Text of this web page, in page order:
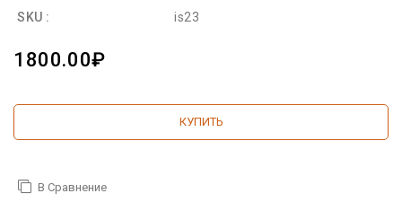
SKU :
is23
1800.00₽
КУПИТЬ
В Сравнение